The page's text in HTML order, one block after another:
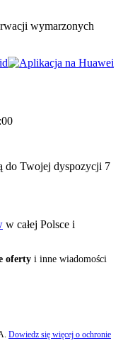
wymarzonych
do Twojej dyspozycji 7
w całej Polsce i
oferty i inne wiadomości
Dowiedz się więcej o ochronie